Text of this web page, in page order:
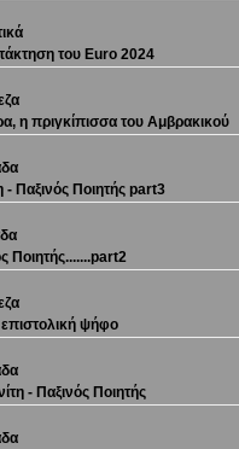
του Euro 2024
η πριγκίπισσα του Αμβρακικού
- Παξινός Ποιητής part3
Ποιητής.......part2
ψήφο
- Παξινός Ποιητής